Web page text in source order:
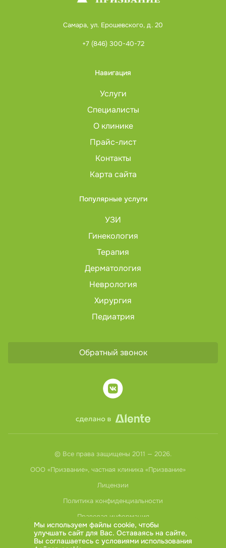
Август
29 30 31 1
12 13 14 15 16 17 18
19
20
21 22 23 24 25 26
27
31 1
5
6
Самара, ул. Ерошевского, д. 20
+7 (846) 300-40-72
Навигация
Услуги
Специалисты
О клинике
Прайс-лист
Контакты
Карта сайта
Популярные услуги
УЗИ
Гинекология
Терапия
Дерматология
Неврология
Хирургия
Педиатрия
Обратный звонок
© Все права защищены 2011 — 2026.
ООО «Призвание», частная клиника «Призвание»
Лицензии
Политика конфиденциальности
Правовая информация
Мы используем файлы cookie, чтобы
улучшать сайт для Вас. Оставаясь на сайте,
Вы соглашаетесь с условиями использования